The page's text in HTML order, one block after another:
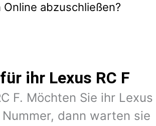
abzuschließen?
ihr Lexus RC F
F. Möchten Sie ihr Lexus
dann warten sie